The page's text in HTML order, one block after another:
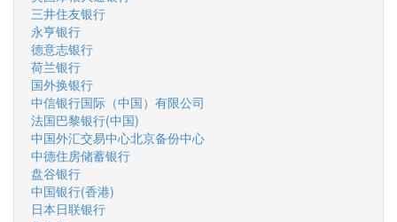
三井住友银行
永亨银行
德意志银行
荷兰银行
国外换银行
中信银行国际（中国）有限公司
法国巴黎银行(中国)
中国外汇交易中心北京备份中心
中德住房储蓄银行
盘谷银行
中国银行(香港)
日本日联银行